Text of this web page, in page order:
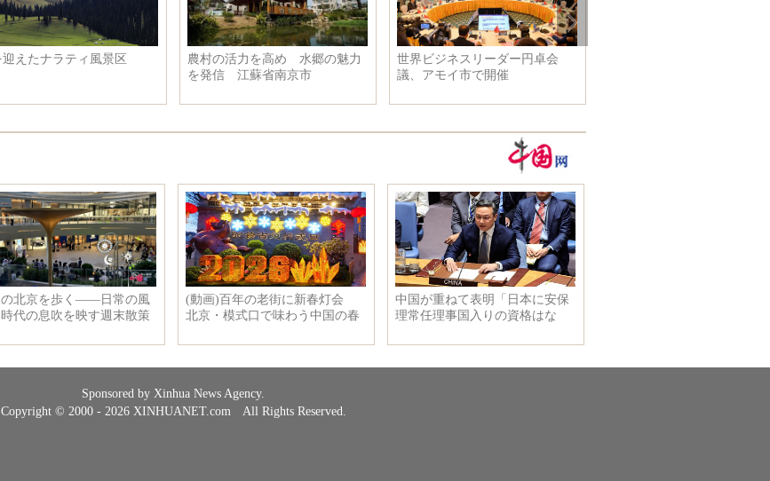
農村の活力を高め 水郷の魅力
世界ビジネスリーダー円卓会
議、アモイ市で開催
中国（青島）国際ファッション
ウィーク開幕 山東省青島市
Sponsored by Xinhua News Agency.
Copyright © 2000 - 2026 XINHUANET.com All Rights Reserved.